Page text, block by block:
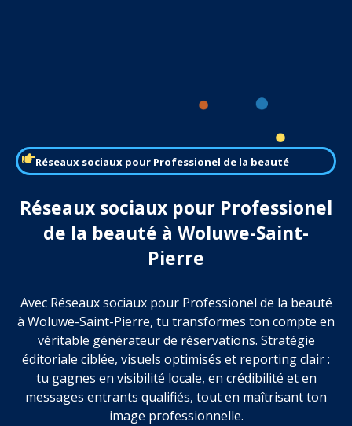
Réseaux sociaux pour Professionel de la beauté
Réseaux sociaux pour Professionel
de la beauté à Woluwe-Saint-
Pierre
Avec Réseaux sociaux pour Professionel de la beauté
à Woluwe-Saint-Pierre, tu transformes ton compte en
véritable générateur de réservations. Stratégie
éditoriale ciblée, visuels optimisés et reporting clair :
tu gagnes en visibilité locale, en crédibilité et en
messages entrants qualifiés, tout en maîtrisant ton
image professionnelle.